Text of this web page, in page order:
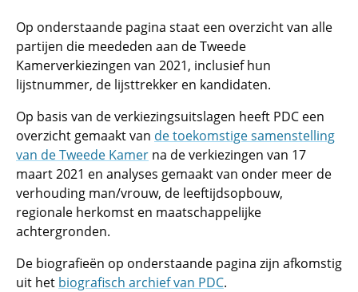
Op onderstaande pagina staat een overzicht van alle
partijen die meededen aan de Tweede
Kamerverkiezingen van 2021, inclusief hun
lijstnummer, de lijsttrekker en kandidaten.
Op basis van de verkiezingsuitslagen heeft PDC een
overzicht gemaakt van de toekomstige samenstelling
van de Tweede Kamer na de verkiezingen van 17
maart 2021 en analyses gemaakt van onder meer de
verhouding man/vrouw, de leeftijdsopbouw,
regionale herkomst en maatschappelijke
achtergronden.
De biografieën op onderstaande pagina zijn afkomstig
uit het biografisch archief van PDC.